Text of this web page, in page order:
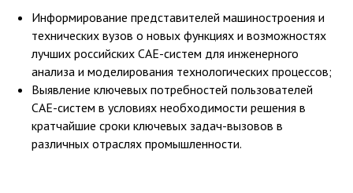
Информирование представителей машиностроения и
технических вузов о новых функциях и возможностях
лучших российских CAE-систем для инженерного
анализа и моделирования технологических процессов;
Выявление ключевых потребностей пользователей
CAE-систем в условиях необходимости решения в
кратчайшие сроки ключевых задач-вызовов в
различных отраслях промышленности.